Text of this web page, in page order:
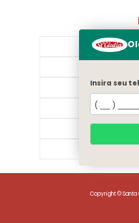
Copyright © Santa
Insira seu